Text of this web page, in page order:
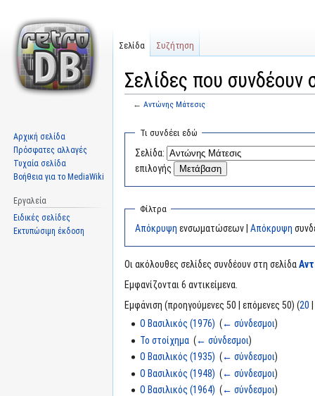
Σελίδες που
← Αντώνης Μάτεσις
Μετάβαση
πλοήγηση
Πήδηση
αναζήτηση
Τι συνδέει εδώ
Σελίδα:
επιλογής
Φίλτρα
Απόκρυψη ενσωματώσεων | Απόκρυψη
Οι ακόλουθες σελίδες συνδέουν στη σελίδα
Εμφανίζονται 6 αντικείμενα.
Εμφάνιση (προηγούμενες 50 | επόμενες 50) (20
Ο Βασιλικός (1976) ‎(← σύνδεσμοι)
Το στοίχημα ‎(← σύνδεσμοι)
Ο Βασιλικός (1935) ‎(← σύνδεσμοι)
Ο Βασιλικός (1948) ‎(← σύνδεσμοι)
Ο Βασιλικός (1964) ‎(← σύνδεσμοι)
Σελίδα Συζήτηση
Αρχική σελίδα
Πρόσφατες αλλαγές
Τυχαία σελίδα
Βοήθεια για το MediaWiki
Εργαλεία
Ειδικές σελίδες
Εκτυπώσιμη έκδοση